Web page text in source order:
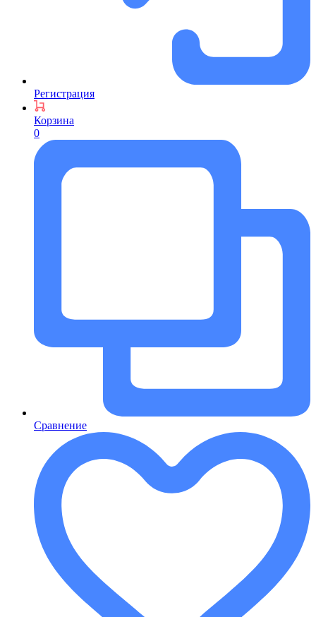
Регистрация
Корзина
0
Сравнение